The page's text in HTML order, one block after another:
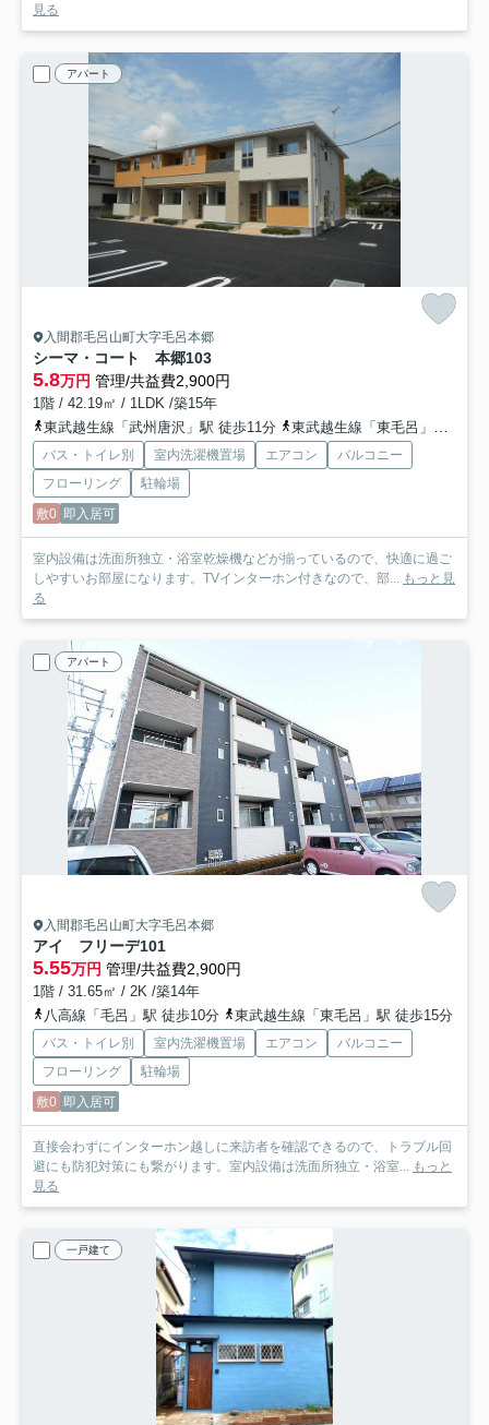
見る
アパート
入間郡毛呂山町大字毛呂本郷
シーマ・コート 本郷103
5.8万円 管理/共益費2,900円
1階 / 42.19㎡ / 1LDK /築15年
東武越生線「武州唐沢」駅 徒歩11分
東武越生線「東毛呂」駅 徒歩15分
バス・トイレ別 室内洗濯機置場 エアコン
バルコニー
フローリング
駐輪場
敷0 即入居可
室内設備は洗面所独立・浴室乾燥機などが揃っているので、快適に過ご
しやすいお部屋になります。TVインターホン付きなので、部... もっと見
る
アパート
入間郡毛呂山町大字毛呂本郷
アイ フリーデ101
5.55万円 管理/共益費2,900円
1階 / 31.65㎡ / 2K /築14年
八高線「毛呂」駅 徒歩10分
東武越生線「東毛呂」駅 徒歩15分
バス・トイレ別 室内洗濯機置場 エアコン
バルコニー
フローリング
駐輪場
敷0 即入居可
直接会わずにインターホン越しに来訪者を確認できるので、トラブル回
避にも防犯対策にも繋がります。室内設備は洗面所独立・浴室... もっと
見る
一戸建て